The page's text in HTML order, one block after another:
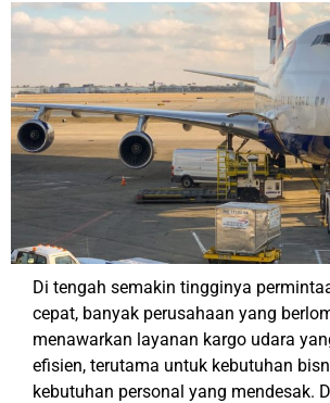
Di tengah semakin tingginya
cepat, banyak perusahaan yang
menawarkan layanan kargo udara
efisien, terutama untuk kebutuhan
kebutuhan personal yang mendesak.